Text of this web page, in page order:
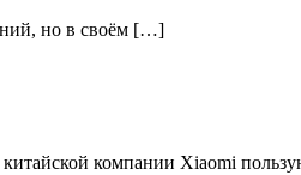
но в своём […]
компании Xiaomi